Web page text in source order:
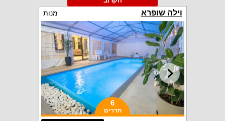
וילה שופרא מנות
6
חדרים